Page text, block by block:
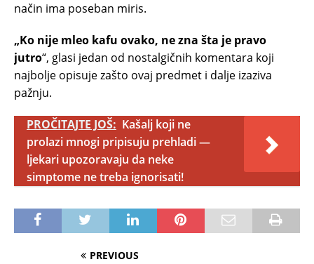
način ima poseban miris.
„Ko nije mleo kafu ovako, ne zna šta je pravo
jutro“, glasi jedan od nostalgičnih komentara koji
najbolje opisuje zašto ovaj predmet i dalje izaziva
pažnju.
PROČITAJTE JOŠ: Kašalj koji ne
prolazi mnogi pripisuju prehladi —
ljekari upozoravaju da neke
simptome ne treba ignorisati!
PREVIOUS